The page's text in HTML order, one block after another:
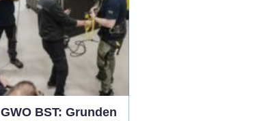
GWO BST: Grunden